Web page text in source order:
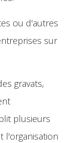
ou d'autres
sur
gravats,
plusieurs
l'organisation